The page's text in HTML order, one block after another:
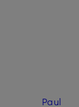
Paul